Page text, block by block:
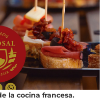
Vins
la cocina francesa.